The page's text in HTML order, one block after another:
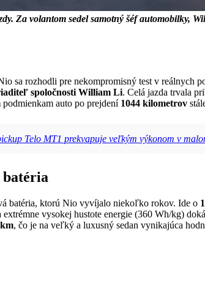
Za volantom sedel samotný šéf automobilky,
sa rozhodli pre nekompromisný test v reálnych
spoločnosti William Li. Celá jazda trvala
auto po prejdení 1044 kilometrov
Telo MT1 prekvapuje veľkým výkonom v
batéria
batéria, ktorú Nio vyvíjalo niekoľko rokov. Ide o
vysokej hustote energie (360 Wh/kg)
, čo je na veľký a luxusný sedan vynikajúca